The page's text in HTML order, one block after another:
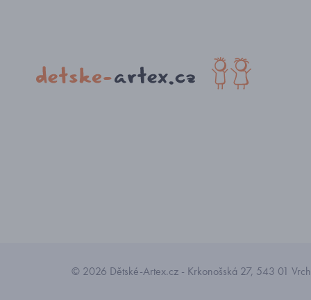
© 2026 Dětské-Artex.cz - Krkonošská 27, 543 01